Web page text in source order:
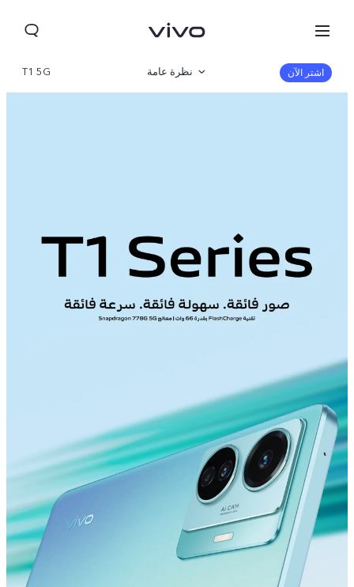
T1 5G نظرة عامة اشتر الآن